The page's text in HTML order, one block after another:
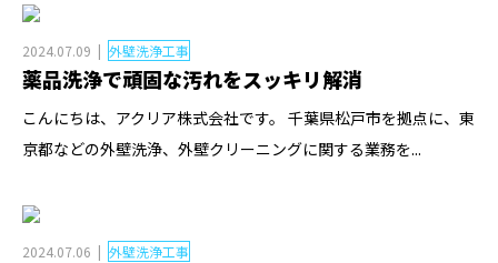
2024.07.09 外壁洗浄工事
薬品洗浄で頑固な汚れをスッキリ解消
こんにちは、アクリア株式会社です。 千葉県松戸市を拠点に、東
京都などの外壁洗浄、外壁クリーニングに関する業務を...
2024.07.06 外壁洗浄工事